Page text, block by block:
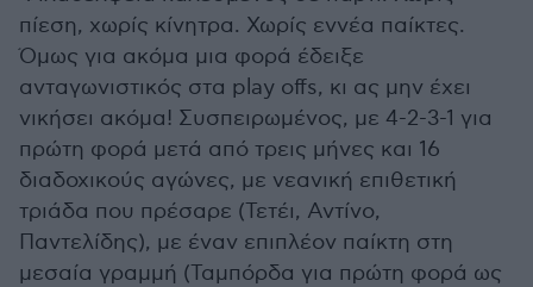
πίεση, χωρίς κίνητρα. Χωρίς εννέα παίκτες.
Όμως για ακόμα μια φορά έδειξε
ανταγωνιστικός στα play offs, κι ας μην έχει
νικήσει ακόμα! Συσπειρωμένος, με 4-2-3-1 για
πρώτη φορά μετά από τρεις μήνες και 16
διαδοχικούς αγώνες, με νεανική επιθετική
τριάδα που πρέσαρε (Τετέι, Αντίνο,
Παντελίδης), με έναν επιπλέον παίκτη στη
μεσαία γραμμή (Ταμπόρδα για πρώτη φορά ως